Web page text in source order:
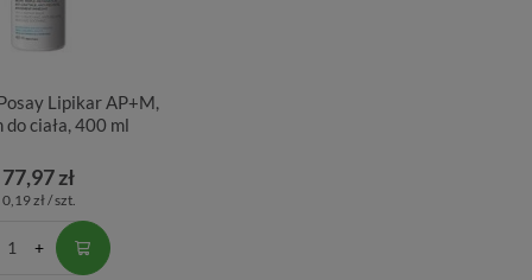
Lipikar AP+M,
do ciała, 400 ml
77,97 zł
0,19 zł / szt.